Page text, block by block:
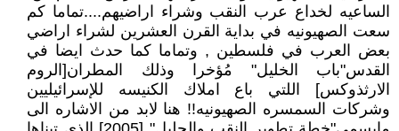
الساعيه لخداع عرب النقب وشراء اراضيهم....تماما كم
سعت الصهيونيه في بداية القرن العشرين لشراء اراضي
بعض العرب في فلسطين , وتماما كما حدث ايضا في
القدس"باب الخليل" مُؤخرا وذلك المطران[الروم
الارثذوكس] اللتي باع املاك الكنيسه للإسرائيليين
وشركات السمسره الصهيونيه!! هنا لابد من الاشاره الى